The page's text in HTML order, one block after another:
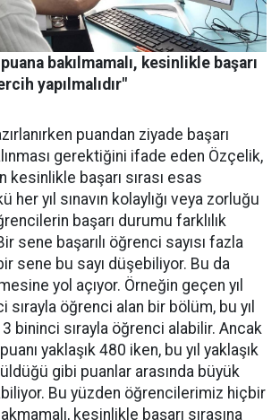
bakılmamalı, kesinlikle başarı
yapılmalıdır"
puandan ziyade başarı
gerektiğini ifade eden Özçelik,
kesinlikle başarı sırası esas
her yıl sınavın kolaylığı veya zorluğu
başarı durumu farklılık
sene başarılı öğrenci sayısı fazla
sene bu sayı düşebiliyor. Bu da
yol açıyor. Örneğin geçen yıl
sırayla öğrenci alan bir bölüm, bu yıl
3 bininci sırayla öğrenci alabilir. Ancak
yaklaşık 480 iken, bu yıl yaklaşık
gibi puanlar arasında büyük
Bu yüzden öğrencilerimiz hiçbir
kesinlikle başarı sırasına